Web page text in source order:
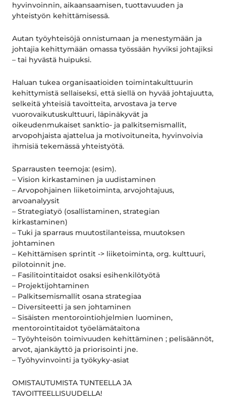
hyvinvoinnin, aikaansaamisen, tuottavuuden ja
yhteistyön kehittämisessä.
Autan työyhteisöjä onnistumaan ja menestymään ja
johtajia kehittymään omassa työssään hyviksi johtajiksi
– tai hyvästä huipuksi.
Haluan tukea organisaatioiden toimintakulttuurin
kehittymistä sellaiseksi, että siellä on hyvää johtajuutta,
selkeitä yhteisiä tavoitteita, arvostava ja terve
vuorovaikutuskulttuuri, läpinäkyvät ja
oikeudenmukaiset sanktio- ja palkitsemismallit,
arvopohjaista ajattelua ja motivoituneita, hyvinvoivia
ihmisiä tekemässä yhteistyötä.
Sparrausten teemoja: (esim).
– Vision kirkastaminen ja uudistaminen
– Arvopohjainen liiketoiminta, arvojohtajuus,
arvoanalyysit
– Strategiatyö (osallistaminen, strategian
kirkastaminen)
– Tuki ja sparraus muutostilanteissa, muutoksen
johtaminen
– Kehittämisen sprintit -> liiketoiminta, org. kulttuuri,
pilotoinnit jne.
– Fasilitointitaidot osaksi esihenkilötyötä
– Projektijohtaminen
– Palkitsemismallit osana strategiaa
– Diversiteetti ja sen johtaminen
– Sisäisten mentorointiohjelmien luominen,
mentorointitaidot työelämätaitona
– Työyhteisön toimivuuden kehittäminen ; pelisäännöt,
arvot, ajankäyttö ja priorisointi jne.
– Työhyvinvointi ja työkyky-asiat
OMISTAUTUMISTA TUNTEELLA JA
TAVOITTEELLISUUDELLA!